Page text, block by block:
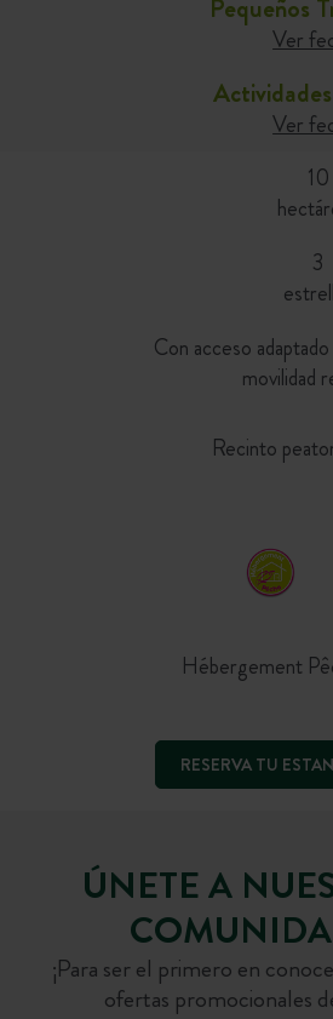
Pequeños
Ver
Ver
10
3
Con acceso
movilidad
Recinto
Hébergement
RESERVA TU
ÚNETE A
¡Para ser el primero en
ofertas promocionales